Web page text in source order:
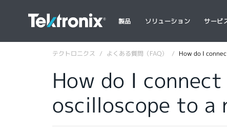
製品 ソリューション サービ
テクトロニクス よくある質問（FAQ） How do I
How do I
oscilloscope to